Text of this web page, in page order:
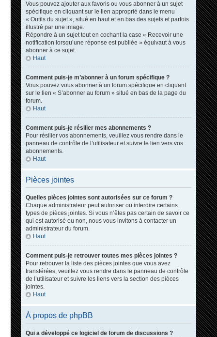
Vous pouvez ajouter aux favoris ou vous abonner à un sujet
spécifique en cliquant sur le lien approprié dans le menu
« Outils du sujet », situé en haut et en bas des sujets et parfois
illustré par une image.
Répondre à un sujet tout en cochant la case « Recevoir une
notification lorsqu’une réponse est publiée » équivaut à vous
abonner à ce sujet.
Haut
Comment puis-je m’abonner à un forum spécifique ?
Vous pouvez vous abonner à un forum spécifique en cliquant
sur le lien « S’abonner au forum » situé en bas de la page du
forum.
Haut
Comment puis-je résilier mes abonnements ?
Pour résilier vos abonnements, veuillez vous rendre dans le
panneau de contrôle de l’utilisateur et suivre le lien vers vos
abonnements.
Haut
Pièces jointes
Quelles pièces jointes sont autorisées sur ce forum ?
Chaque administrateur peut autoriser ou interdire certains
types de pièces jointes. Si vous n’êtes pas certain de savoir ce
qui est autorisé ou non, nous vous invitons à contacter un
administrateur du forum.
Haut
Comment puis-je retrouver toutes mes pièces jointes ?
Pour retrouver la liste des pièces jointes que vous avez
transférées, veuillez vous rendre dans le panneau de contrôle
de l’utilisateur et suivre les liens vers la section des pièces
jointes.
Haut
À propos de phpBB
Qui a développé ce logiciel de forum de discussions ?